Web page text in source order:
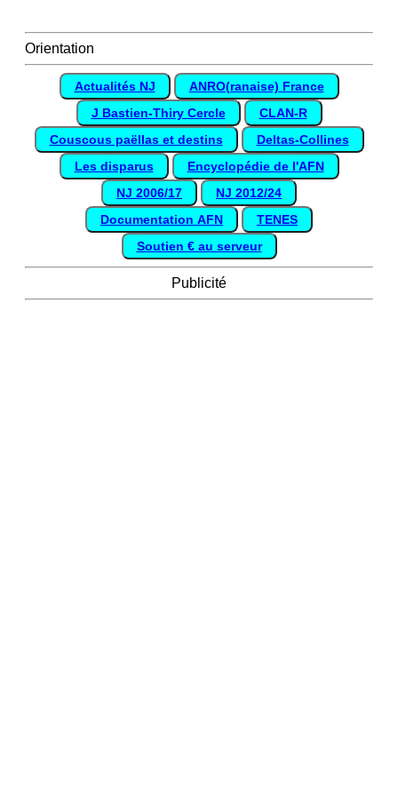
Orientation
Actualités NJ
ANRO(ranaise) France
J Bastien-Thiry Cercle
CLAN-R
Couscous paëllas et destins
Deltas-Collines
Les disparus
Encyclopédie de l'AFN
NJ 2006/17
NJ 2012/24
Documentation AFN
TENES
Soutien € au serveur
Publicité